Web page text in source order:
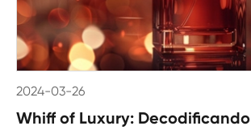
2024-03-26
Whiff of Luxury: Decodificando